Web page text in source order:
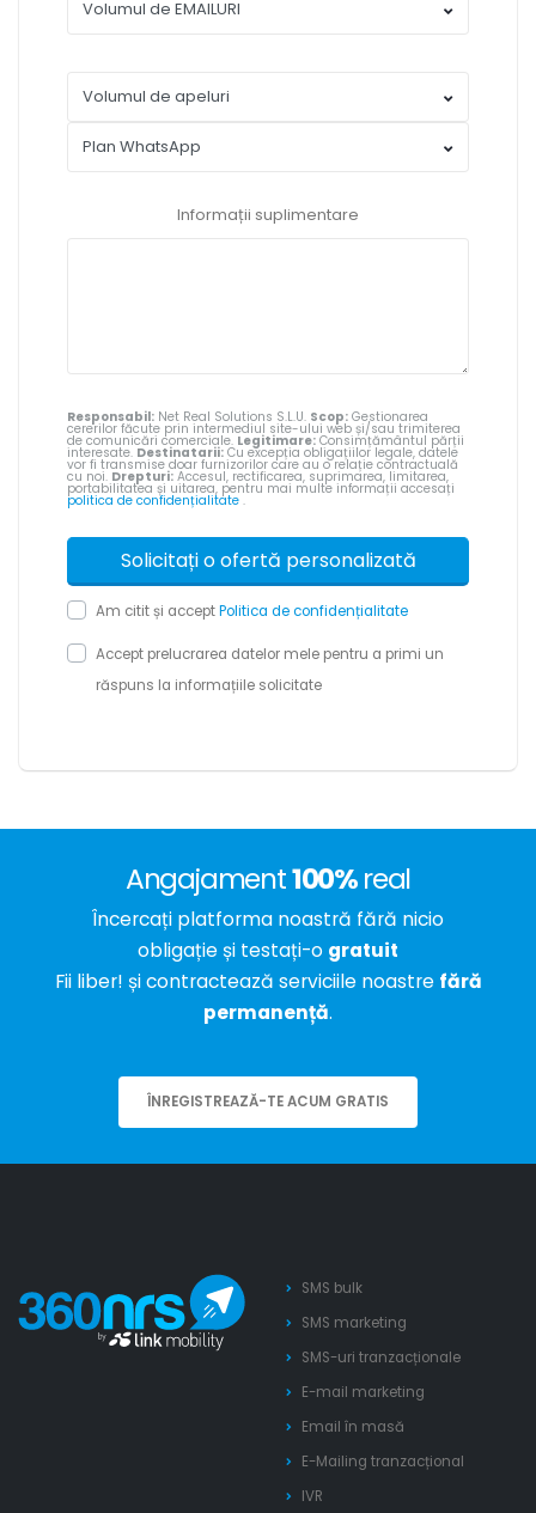
Informații suplimentare
Responsabil: Net Real Solutions S.L.U. Scop: Gestionarea
cererilor făcute prin intermediul site-ului web și/sau trimiterea
de comunicări comerciale. Legitimare: Consimțământul părții
interesate. Destinatarii: Cu excepția obligațiilor legale, datele
vor fi transmise doar furnizorilor care au o relație contractuală
cu noi. Drepturi: Accesul, rectificarea, suprimarea, limitarea,
portabilitatea și uitarea, pentru mai multe informații accesați
politica de confidențialitate .
Am citit și acceptPolitica de confidențialitate
Accept prelucrarea datelor mele pentru a primi un
răspuns la informațiile solicitate
Angajament100%real
Încercați platforma noastră fără nicio
obligație și testați-o gratuit
Fii liber! și contractează serviciile noastre fără
permanență.
ÎNREGISTREAZĂ-TE ACUM GRATIS
SMS bulk
SMS marketing
SMS-uri tranzacționale
E-mail marketing
Email în masă
E-Mailing tranzacțional
IVR